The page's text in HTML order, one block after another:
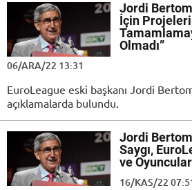
Jordi
İçin
Olmadı”
06/ARA/22 13:31
EuroLeague eski başkanı Jordi
açıklamalarda bulundu.
Jordi
Saygı,
ve
16/KAS/22